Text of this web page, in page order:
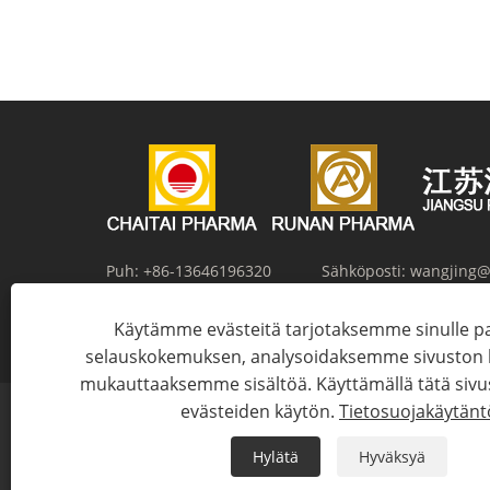
Puh: +86-13646196320 Sähköposti:
No. 12, Zhangma Road, Salt Chemical New
Huaian, Jiangsun maakunta, Kiina
Käytämme evästeitä tarjotaksemme sinulle
selauskokemuksen, analysoidaksemme
mukauttaaksemme sisältöä. Käyttämällä tätä
evästeiden käytön.
Hylätä Hyväksyä